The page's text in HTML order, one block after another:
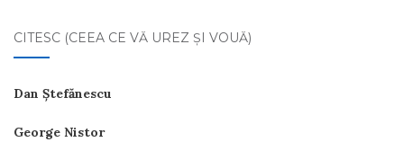
CITESC (CEEA CE VĂ UREZ ŞI VOUĂ)
Dan Ştefănescu
George Nistor